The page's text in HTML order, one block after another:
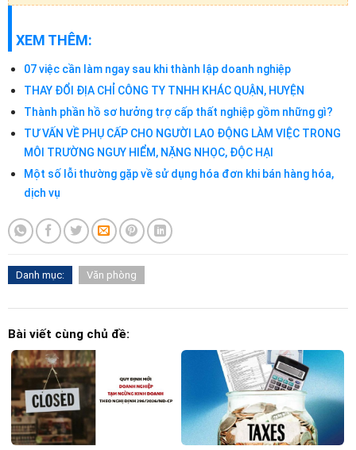
XEM THÊM:
07 việc cần làm ngay sau khi thành lập doanh nghiệp
THAY ĐỔI ĐỊA CHỈ CÔNG TY TNHH KHÁC QUẬN, HUYỆN
Thành phần hồ sơ hưởng trợ cấp thất nghiệp gồm những gì?
TƯ VẤN VỀ PHỤ CẤP CHO NGƯỜI LAO ĐỘNG LÀM VIỆC TRONG
MÔI TRƯỜNG NGUY HIỂM, NẶNG NHỌC, ĐỘC HẠI
Một số lỗi thường gặp về sử dụng hóa đơn khi bán hàng hóa,
dịch vụ
Danh mục: Văn phòng
Bài viết cùng chủ đề: